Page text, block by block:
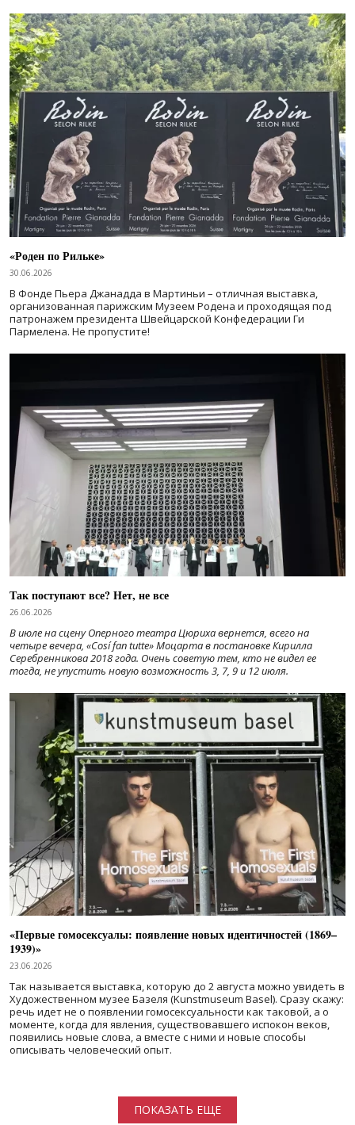
«Роден по Рильке»
30.06.2026
В Фонде Пьера Джанадда в Мартиньи – отличная выставка,
организованная парижским Музеем Родена и проходящая под
патронажем президента Швейцарской Конфедерации Ги
Пармелена. Не пропустите!
Так поступают все? Нет, не все
26.06.2026
В июле на сцену Оперного театра Цюриха вернется, всего на
четыре вечера, «Cosí fan tutte» Моцарта в постановке Кирилла
Серебренникова 2018 года. Очень советую тем, кто не видел ее
тогда, не упустить новую возможность 3, 7, 9 и 12 июля.
«Первые гомосексуалы: появление новых идентичностей (1869–
1939)»
23.06.2026
Так называется выставка, которую до 2 августа можно увидеть в
Художественном музее Базеля (Kunstmuseum Basel). Сразу скажу:
речь идет не о появлении гомосексуальности как таковой, а о
моменте, когда для явления, существовавшего испокон веков,
появились новые слова, а вместе с ними и новые способы
описывать человеческий опыт.
ПОКАЗАТЬ ЕЩЕ